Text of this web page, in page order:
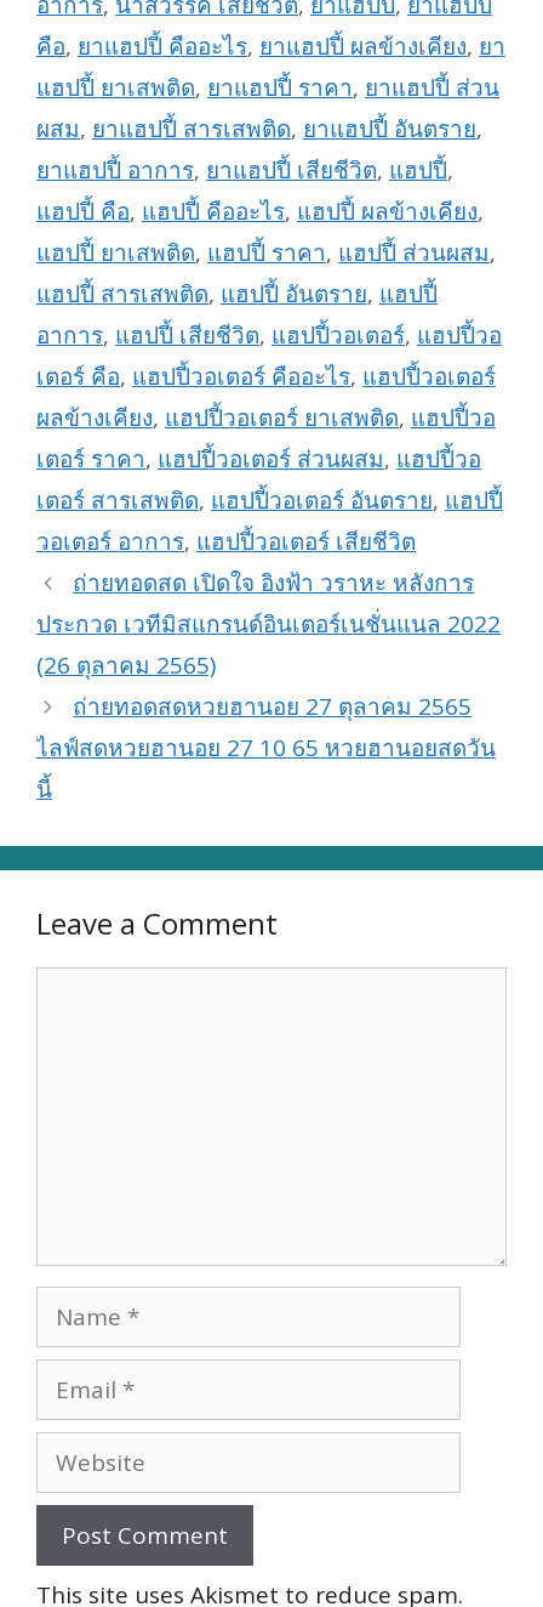
คือ, ยาแฮปปี้ คืออะไร, ยาแฮปปี้ ผลข้างเคียง, ยา
แฮปปี้ ยาเสพติด, ยาแฮปปี้ ราคา, ยาแฮปปี้ ส่วน
ผสม, ยาแฮปปี้ สารเสพติด, ยาแฮปปี้ อันตราย,
ยาแฮปปี้ อาการ, ยาแฮปปี้ เสียชีวิต, แฮปปี้,
แฮปปี้ คือ, แฮปปี้ คืออะไร, แฮปปี้ ผลข้างเคียง,
แฮปปี้ ยาเสพติด, แฮปปี้ ราคา, แฮปปี้ ส่วนผสม,
แฮปปี้ สารเสพติด, แฮปปี้ อันตราย, แฮปปี้
อาการ, แฮปปี้ เสียชีวิต, แฮปปี้วอเตอร์, แฮปปี้วอ
เตอร์ คือ, แฮปปี้วอเตอร์ คืออะไร, แฮปปี้วอเตอร์
ผลข้างเคียง, แฮปปี้วอเตอร์ ยาเสพติด, แฮปปี้วอ
เตอร์ ราคา, แฮปปี้วอเตอร์ ส่วนผสม, แฮปปี้วอ
เตอร์ สารเสพติด, แฮปปี้วอเตอร์ อันตราย, แฮปปี้
วอเตอร์ อาการ, แฮปปี้วอเตอร์ เสียชีวิต
ถ่ายทอดสด เปิดใจ อิงฟ้า วราหะ หลังการ
ประกวด เวทีมิสแกรนด์อินเตอร์เนชั่นแนล 2022
(26 ตุลาคม 2565)
ถ่ายทอดสดหวยฮานอย 27 ตุลาคม 2565
ไลฟ์สดหวยฮานอย 27 10 65 หวยฮานอยสดวัน
นี้
Leave a Comment
Name
Email
Website
This site uses Akismet to reduce spam.